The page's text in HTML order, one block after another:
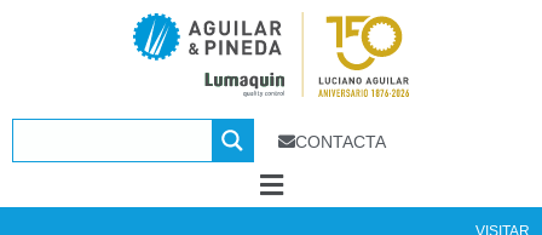
CONTACTA
VISITAR